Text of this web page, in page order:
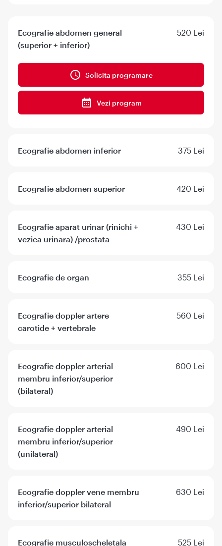
Ecografie abdomen general
(superior + inferior)
520 Lei
Solicita programare
Vezi program
Ecografie abdomen inferior 375 Lei
Ecografie abdomen superior 420 Lei
Ecografie aparat urinar (rinichi +
vezica urinara) /prostata
430 Lei
Ecografie de organ 355 Lei
Ecografie doppler artere
carotide + vertebrale
560 Lei
Ecografie doppler arterial
membru inferior/superior
(bilateral)
600 Lei
Ecografie doppler arterial
membru inferior/superior
(unilateral)
490 Lei
Ecografie doppler vene membru
inferior/superior bilateral
630 Lei
Ecografie musculoscheletala 525 Lei